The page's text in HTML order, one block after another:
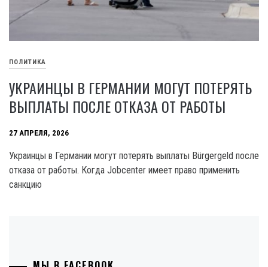
ПОЛИТИКА
УКРАИНЦЫ В ГЕРМАНИИ МОГУТ ПОТЕРЯТЬ
ВЫПЛАТЫ ПОСЛЕ ОТКАЗА ОТ РАБОТЫ
27 АПРЕЛЯ, 2026
Украинцы в Германии могут потерять выплаты Bürgergeld после
отказа от работы. Когда Jobcenter имеет право применить
санкцию